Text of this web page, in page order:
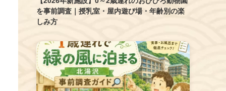
を事前調査｜授乳室・屋内遊び場・年齢別の楽
しみ方